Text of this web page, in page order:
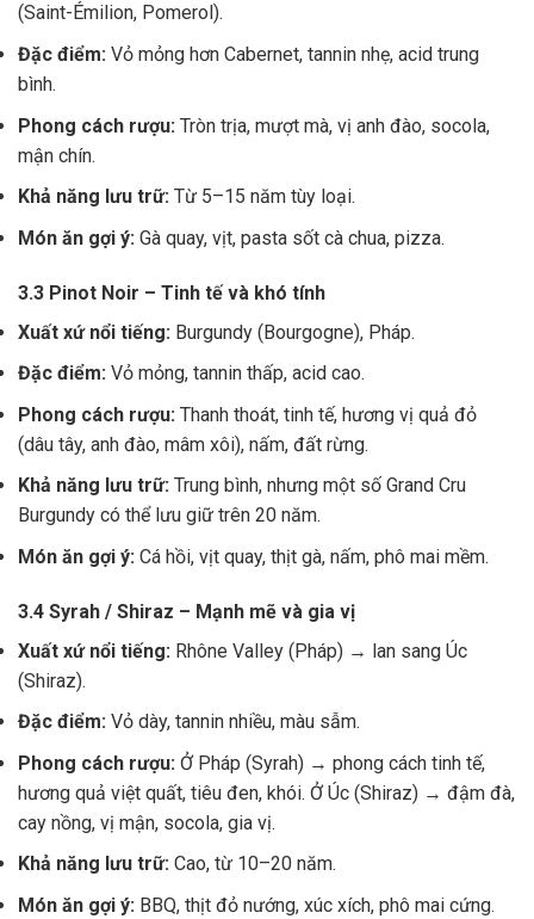
(Saint-Émilion, Pomerol).
Đặc điểm: Vỏ mỏng hơn Cabernet, tannin nhẹ, acid trung
bình.
Phong cách rượu: Tròn trịa, mượt mà, vị anh đào, socola,
mận chín.
Khả năng lưu trữ: Từ 5–15 năm tùy loại.
Món ăn gợi ý: Gà quay, vịt, pasta sốt cà chua, pizza.
3.3 Pinot Noir – Tinh tế và khó tính
Xuất xứ nổi tiếng: Burgundy (Bourgogne), Pháp.
Đặc điểm: Vỏ mỏng, tannin thấp, acid cao.
Phong cách rượu: Thanh thoát, tinh tế, hương vị quả đỏ
(dâu tây, anh đào, mâm xôi), nấm, đất rừng.
Khả năng lưu trữ: Trung bình, nhưng một số Grand Cru
Burgundy có thể lưu giữ trên 20 năm.
Món ăn gợi ý: Cá hồi, vịt quay, thịt gà, nấm, phô mai mềm.
3.4 Syrah / Shiraz – Mạnh mẽ và gia vị
Xuất xứ nổi tiếng: Rhône Valley (Pháp) → lan sang Úc
(Shiraz).
Đặc điểm: Vỏ dày, tannin nhiều, màu sẫm.
Phong cách rượu: Ở Pháp (Syrah) → phong cách tinh tế,
hương quả việt quất, tiêu đen, khói. Ở Úc (Shiraz) → đậm đà,
cay nồng, vị mận, socola, gia vị.
Khả năng lưu trữ: Cao, từ 10–20 năm.
Món ăn gợi ý: BBQ, thịt đỏ nướng, xúc xích, phô mai cứng.